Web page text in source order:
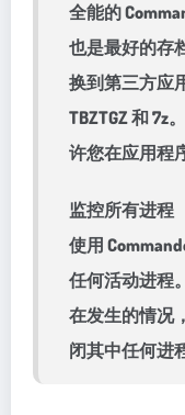
全能的
也是最好的存
换到第三方应
TBZTGZ 和 7z
许您在应用程
监控所有进程
使用
任何活动进程
在发生的情况
闭其中任何进